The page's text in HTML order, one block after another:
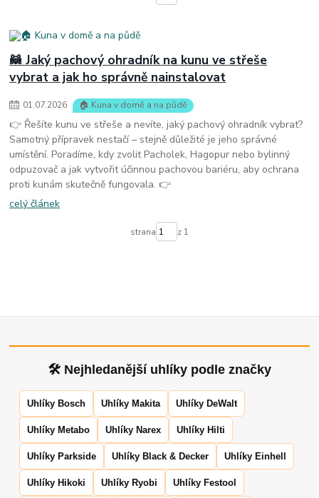
🦝 Jaký pachový ohradník na kunu ve střeše
vybrat a jak ho správně nainstalovat
01.07.2026 🏠 Kuna v domě a na půdě
👉 Řešíte kunu ve střeše a nevíte, jaký pachový ohradník vybrat?
Samotný přípravek nestačí – stejně důležité je jeho správné
umístění. Poradíme, kdy zvolit Pacholek, Hagopur nebo bylinný
odpuzovač a jak vytvořit účinnou pachovou bariéru, aby ochrana
proti kunám skutečně fungovala. 👉
celý článek
strana z 1
🛠 Nejhledanější uhlíky podle značky
Uhlíky Bosch Uhlíky Makita Uhlíky DeWalt
Uhlíky Metabo Uhlíky Narex Uhlíky Hilti
Uhlíky Parkside Uhlíky Black & Decker Uhlíky Einhell
Uhlíky Hikoki Uhlíky Ryobi Uhlíky Festool